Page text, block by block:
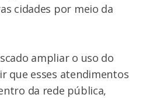
cidades por meio da
ampliar o uso do
que esses atendimentos
da rede pública,